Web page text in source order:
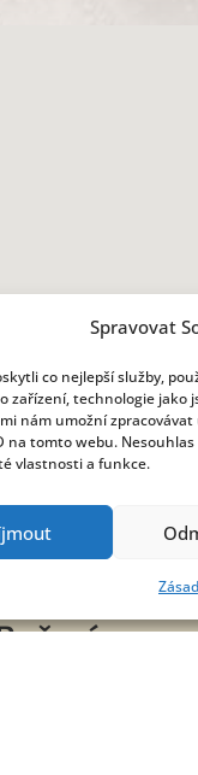
Spravovat
co nejlepší služby,
zařízení, technologie jako
nám umožní
na tomto webu.
vlastnosti a funkce.